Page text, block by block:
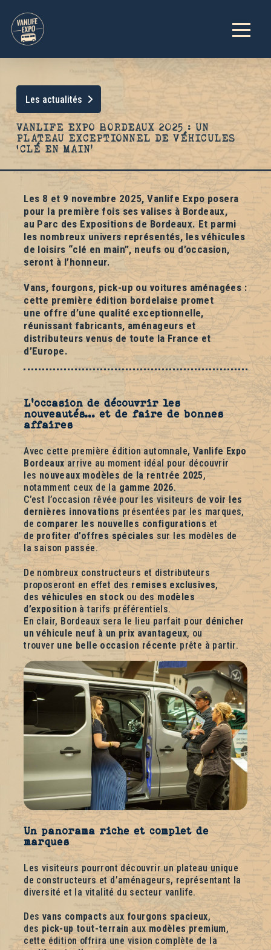
Les actualités
VANLIFE EXPO BORDEAUX 2025 : UN
PLATEAU EXCEPTIONNEL DE VÉHICULES
‘CLÉ EN MAIN’
Les 8 et 9 novembre 2025,Vanlife Expoposera
pour la première fois ses valises à Bordeaux,
au Parc des Expositions de Bordeaux.Et parmi
les nombreux univers représentés, lesvéhicules
de loisirs “clé en main”, neufs ou d’occasion,
seront à l’honneur.
Vans, fourgons, pick-up ou voitures aménagées :
cette première édition bordelaise promet
une offre d’une qualité exceptionnelle,
réunissant fabricants, aménageurs et
distributeurs venus de toute la France et
d’Europe.
L’occasion de découvrir les
nouveautés… et de faire de bonnes
affaires
Avec cette première édition automnale, Vanlife Expo
Bordeaux arrive au moment idéal pour découvrir
les nouveaux modèles de la rentrée 2025,
notamment ceux de la gamme 2026.
C’est l’occasion rêvée pour les visiteurs de voir les
dernières innovations présentées par les marques,
de comparer les nouvelles configurations et
de profiter d’offres spéciales sur les modèles de
la saison passée.
De nombreux constructeurs et distributeurs
proposeront en effet des remises exclusives,
des véhicules en stock ou des modèles
d’exposition à tarifs préférentiels.
En clair, Bordeaux sera le lieu parfait pour dénicher
un véhicule neuf à un prix avantageux, ou
trouver une belle occasion récente prête à partir.
Un panorama riche et complet de
marques
Les visiteurs pourront découvrir un plateau unique
de constructeurs et d’aménageurs, représentant la
diversité et la vitalité du secteur vanlife.
Des vans compacts aux fourgons spacieux,
des pick-up tout-terrain auxmodèles premium,
cette édition offrira une vision complète de la